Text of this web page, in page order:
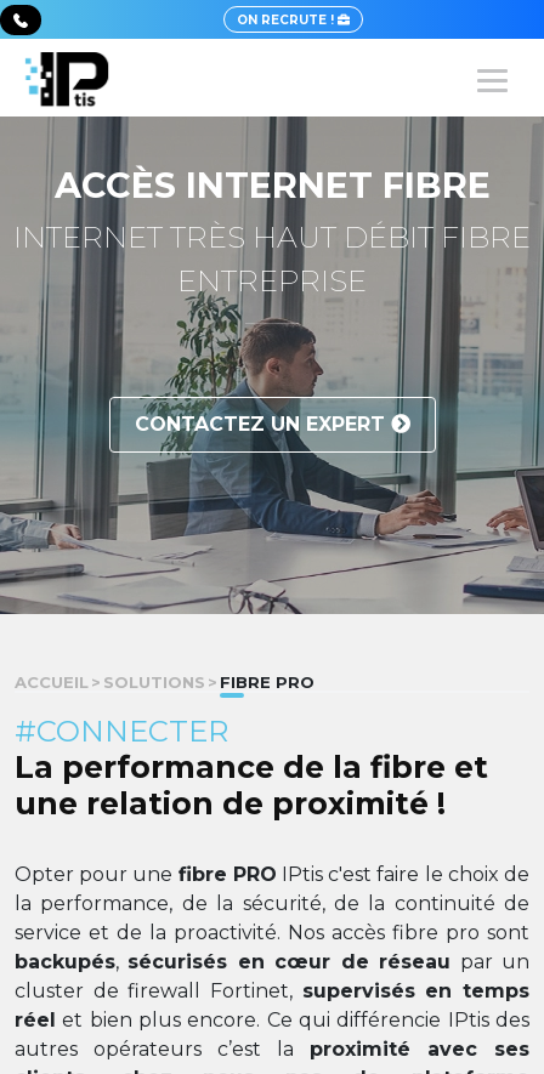
ON RECRUTE !
ACCÈS INTERNET FIBRE
INTERNET TRÈS HAUT DÉBIT FIBRE
ENTREPRISE
CONTACTEZ UN EXPERT
ACCUEIL> SOLUTIONS > FIBRE PRO
#CONNECTER
La performance de la fibre et
une relation de proximité !
Opter pour une fibre PRO IPtis c'est faire le choix de
la performance, de la sécurité, de la continuité de
service et de la proactivité. Nos accès fibre pro sont
backupés, sécurisés en cœur de réseau par un
cluster de firewall Fortinet, supervisés en temps
réel et bien plus encore. Ce qui différencie IPtis des
autres opérateurs c’est la proximité avec ses